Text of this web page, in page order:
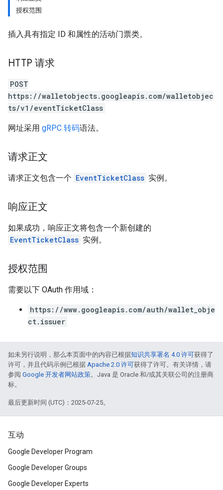
授权范围
插入具有指定 ID 和属性的活动门票类。
HTTP 请求
POST
https://walletobjects.googleapis.com/walletobjec
ts/v1/eventTicketClass
网址采用 gRPC 转码语法。
请求正文
请求正文包含一个 EventTicketClass 实例。
响应正文
如果成功，响应正文将包含一个新创建的
EventTicketClass 实例。
授权范围
需要以下 OAuth 作用域：
https://www.googleapis.com/auth/wallet_obje
ct.issuer
如未另行说明，那么本页面中的内容已根据知识共享署名 4.0 许可获得了
许可，并且代码示例已根据 Apache 2.0 许可获得了许可。有关详情，请
参阅 Google 开发者网站政策。Java 是 Oracle 和/或其关联公司的注册商
标。
最后更新时间 (UTC)：2025-07-25。
互动
Google Developer Program
Google Developer Groups
Google Developer Experts